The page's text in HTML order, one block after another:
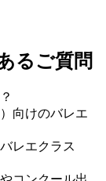
るご質問
向けのバレエ
レエクラス